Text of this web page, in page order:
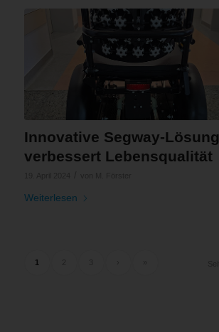
Innovative Segway-Lösung
verbessert Lebensqualität
Weiterlesen
1